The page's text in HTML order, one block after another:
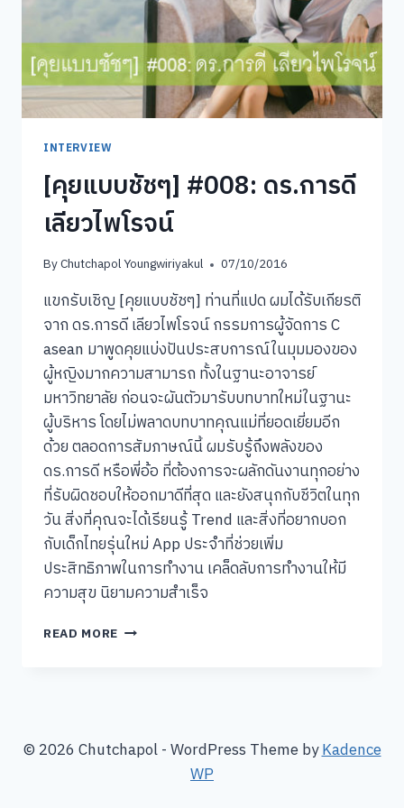
INTERVIEW
[คุยแบบชัชๆ] #008: ดร.การดี
เลียวไพโรจน์
ByChutchapol Youngwiriyakul 07/10/2016
แขกรับเชิญ [คุยแบบชัชๆ] ท่านที่แปด ผมได้รับเกียรติ
จาก ดร.การดี เลียวไพโรจน์ กรรมการผู้จัดการ C
asean มาพูดคุยแบ่งปันประสบการณ์ในมุมมองของ
ผู้หญิงมากความสามารถ ทั้งในฐานะอาจารย์
มหาวิทยาลัย ก่อนจะผันตัวมารับบทบาทใหม่ในฐานะ
ผู้บริหาร โดยไม่พลาดบทบาทคุณแม่ที่ยอดเยี่ยมอีก
ด้วย ตลอดการสัมภาษณ์นี้ ผมรับรู้ถึงพลังของ
ดร.การดี หรือพี่อ้อ ที่ต้องการจะผลักดันงานทุกอย่าง
ที่รับผิดชอบให้ออกมาดีที่สุด และยังสนุกกับชีวิตในทุก
วัน สิ่งที่คุณจะได้เรียนรู้ Trend และสิ่งที่อยากบอก
กับเด็กไทยรุ่นใหม่ App ประจำที่ช่วยเพิ่ม
ประสิทธิภาพในการทำงาน เคล็ดลับการทำงานให้มี
ความสุข นิยามความสำเร็จ
READ MORE [คุย
เลียว
ไพโรจน์
© 2026 Chutchapol - WordPress Theme byKadence
WP